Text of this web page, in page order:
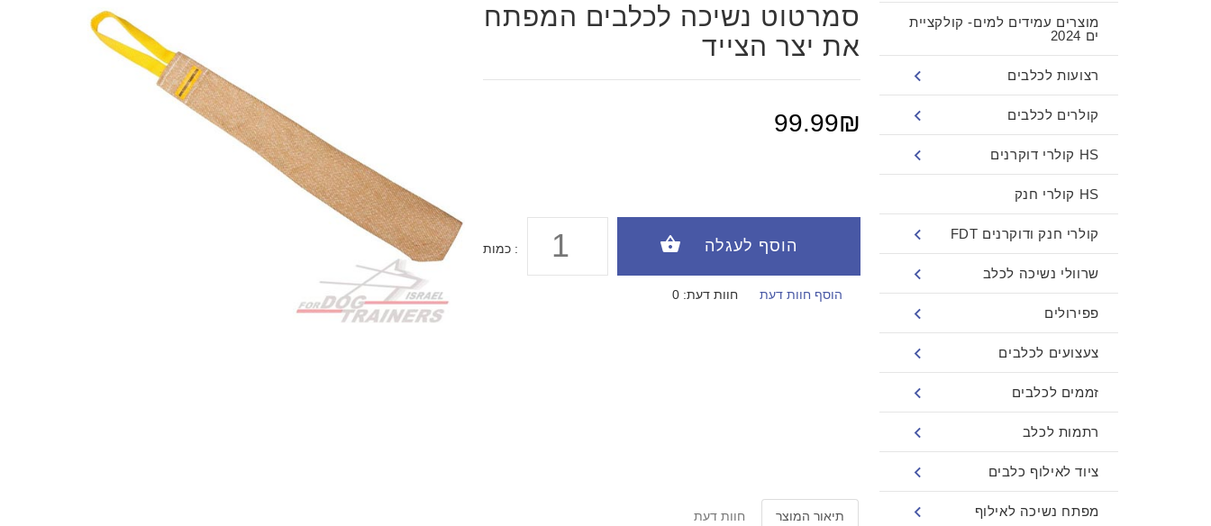
סמרטוט נשיכה לכלבים המפתח
את יצר הצייד
99.99₪
כמות :
חוות דעת: 0 הוסף חוות דעת
תיאור המוצר חוות דעת
מוצרים עמידים למים- קולקציית
ים 2024
רצועות לכלבים
קולרים לכלבים
HS קולרי דוקרנים
HS קולרי חנק
קולרי חנק ודוקרנים FDT
שרוולי נשיכה לכלב
פפירולים
צעצועים לכלבים
זממים לכלבים
רתמות לכלב
ציוד לאילוף כלבים
מפתח נשיכה לאילוף